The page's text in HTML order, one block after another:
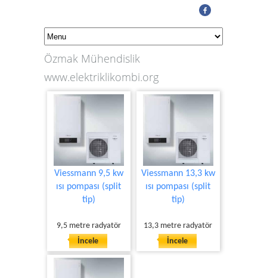
Özmak Mühendislik
www.elektriklikombi.org
Viessmann 9,5 kw
ısı pompası (split
tip)
9,5 metre radyatör
İncele
Viessmann 13,3 kw
ısı pompası (split
tip)
13,3 metre radyatör
İncele